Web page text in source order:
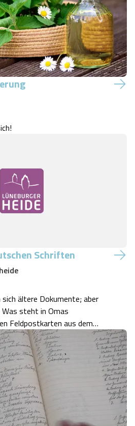
Schriften
sich ältere Dokumente; aber
Was steht in Omas
Feldpostkarten aus dem
wir über die Geschichte
Schriftstücken erfahren? Da